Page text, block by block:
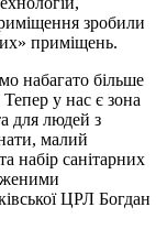
зробили
приміщень.
набагато більше
у нас є зона
для людей з
малий
набір санітарних
ЦРЛ Богдан